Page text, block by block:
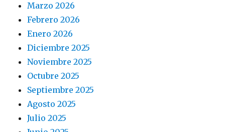
Marzo 2026
Febrero 2026
Enero 2026
Diciembre 2025
Noviembre 2025
Octubre 2025
Septiembre 2025
Agosto 2025
Julio 2025